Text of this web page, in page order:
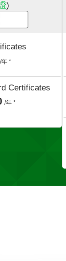
)
/年 *
Certificates
/年 *